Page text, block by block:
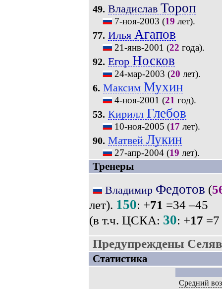
49. Владислав Тороп
7-ноя-2003 (19 лет).
77. Илья Агапов
21-янв-2001 (22 года).
92. Егор Носков
24-мар-2003 (20 лет).
6. Максим Мухин
4-ноя-2001 (21 год).
53. Кирилл Глебов
10-ноя-2005 (17 лет).
90. Матвей Лукин
27-апр-2004(19 лет).
Тренеры
Владимир Федотов (
лет). 150: +71 =34 –45
(в т.ч. ЦСКА: 30: +17
Предупреждены
Статистика
Средний